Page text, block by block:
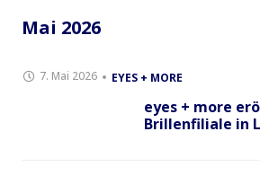
Mai 2026
7. Mai 2026 EYES + MORE
eyes + more
Brillenfiliale in